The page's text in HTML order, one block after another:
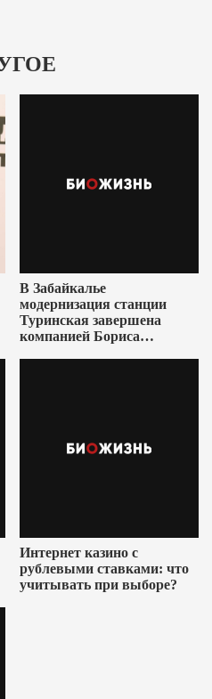
В Забайкалье
модернизация станции
Туринская завершена
компанией Бориса
Интернет казино с
рублевыми ставками: что
учитывать при выборе?